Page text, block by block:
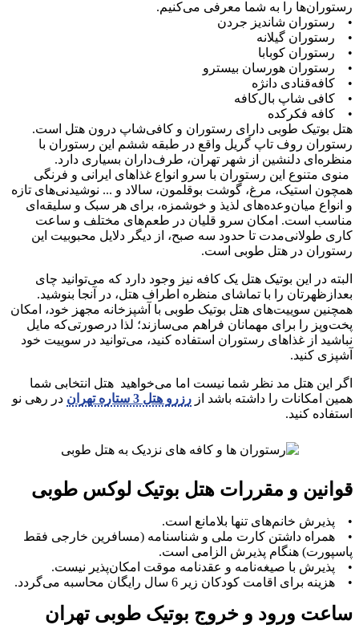
رستوران‌ها را به شما معرفی می‌کنیم.
• رستوران شاندیز جردن
• رستوران گیلانه
• رستوران کوبابا
• رستوران هورسان بیسترو
• کافه‌قنادی دانژه
• کافی شاپ بال‌کافه
• کافه فکرکده
هتل بوتیک طوبی دارای رستوران و کافی‌شاپ درون هتل است.
رستوران روف تاپ گریل واقع در طبقه ششم این رستوران با
منظره‌ای دلنشین از شهر تهران، طرف‌داران بسیاری دارد.
منوی متنوع این رستوران با سرو انواع غذاهای ایرانی و فرنگی
همچون استیک، مرغ، گوشت بوقلمون، سالاد و ... نوشیدنی‌های تازه
و انواع میان‌وعده‌های لذیذ و خوشمزه، برای هر سبک و سلیقه‌ای
مناسب است. امکان سرو قلیان در طعم‌های مختلف و ساعت
کاری طولانی‌مدت تا حدود سه صبح، از دیگر دلایل محبوبیت این
رستوران در هتل طوبی است.
البته در این بوتیک هتل یک کافه نیز وجود دارد که می‌توانید چای
بعدازظهرتان را با تماشای منظره اطراف هتل، در آنجا بنوشید.
همچنین سوییت‌های هتل بوتیک طوبی با آشپزخانه مجهز خود، امکان
پخت‌وپز را برای مهمانان فراهم می‌سازند؛ لذا درصورتی‌که مایل
نباشید از غذاهای رستوران استفاده کنید، می‌توانید در سوییت خود
آشپزی کنید.
اگر این هتل مد نظر شما نیست اما می‌خواهید هتل انتخابی شما
همین امکانات را داشته باشد از رزرو هتل 3 ستاره تهران
در رهی نو
استفاده کنید.
قوانین و مقررات هتل بوتیک لوکس طوبی
• پذیرش خانم‌های تنها بلامانع است.
• همراه داشتن کارت ملی و شناسنامه (مسافرین خارجی فقط
پاسپورت) هنگام پذیرش الزامی است.
• پذیرش با صیغه‌نامه و عقدنامه موقت امکان‌پذیر نیست.
• هزینه برای اقامت کودکان زیر 6 سال رایگان محاسبه می‌گردد.
ساعت ورود و خروج بوتیک طوبی تهران